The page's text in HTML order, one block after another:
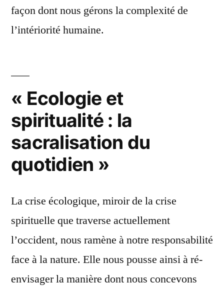
façon dont nous gérons la complexité de
l’intériorité humaine.
« Ecologie et
spiritualité : la
sacralisation du
quotidien »
La crise écologique, miroir de la crise
spirituelle que traverse actuellement
l’occident, nous ramène à notre responsabilité
face à la nature. Elle nous pousse ainsi à ré-
envisager la manière dont nous concevons